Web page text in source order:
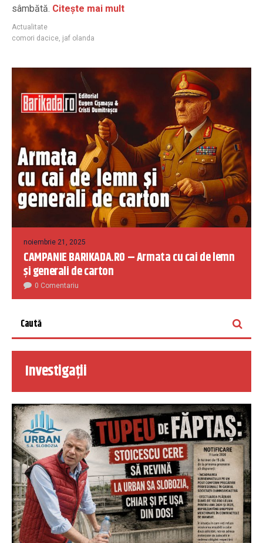
sâmbătă. Citește mai mult
Actualitate
comori dacice, jaf olanda
noiembrie 21, 2025
CAMPANIE BARIKADA.RO – Armata cu cai de lemn
și generali de carton
0 Comentariu
Investigații